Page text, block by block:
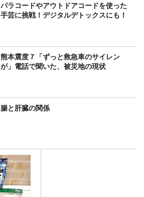
パラコードやアウトドアコードを使った
手芸に挑戦！デジタルデトックスにも！
熊本震度７「ずっと救急車のサイレン
が」電話で聞いた、被災地の現状
腸と肝臓の関係